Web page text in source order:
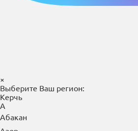
×
Выберите Ваш регион:
Керчь
А
Абакан